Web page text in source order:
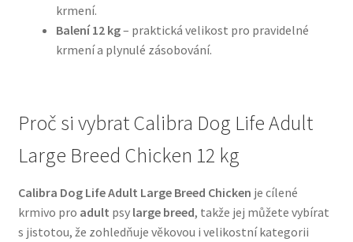
Konzervy a kapsičky pro psy
N&D Farmina pro psy — Italské holistic krmivo
Ortopedické pelíšky
krmení.
Balení 12 kg– praktická velikost pro pravidelné
krmení a plynulé zásobování.
Proč si vybrat Calibra Dog Life Adult
Large Breed Chicken 12 kg
Calibra Dog Life Adult Large Breed Chicken je cílené
krmivo pro adult psy large breed, takže jej můžete vybírat
s jistotou, že zohledňuje věkovou i velikostní kategorii